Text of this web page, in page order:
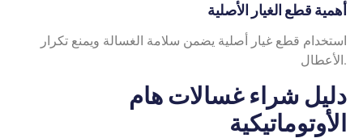
أهمية قطع الغيار الأصلية
استخدام قطع غيار أصلية يضمن سلامة الغسالة ويمنع تكرار
الأعطال.
دليل شراء غسالات هام
الأوتوماتيكية